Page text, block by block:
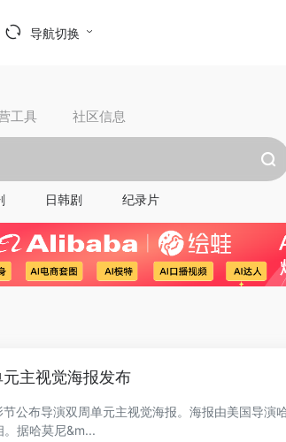
导航切换
工具 社区信息
日韩剧 纪录片
主视觉海报发布
公布导演双周单元主视觉海报。海报由美国导演
据哈莫尼&m...